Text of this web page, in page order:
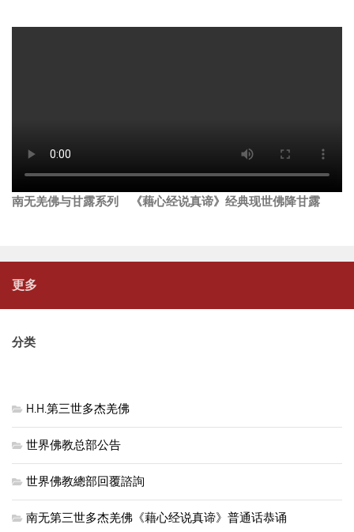
南无羌佛与甘露系列 《藉心经说真谛》经典现世佛降甘露
更多
分类
H.H.第三世多杰羌佛
世界佛教总部公告
世界佛教總部回覆諮詢
南无第三世多杰羌佛《藉心经说真谛》普通话恭诵